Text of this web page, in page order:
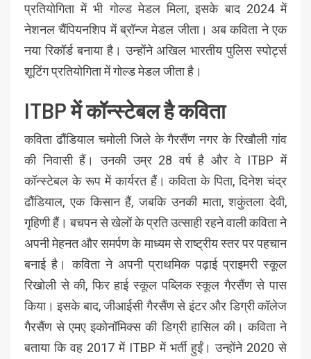
प्रतियोगिता में भी गोल्ड मेडल मिला, इसके बाद 2024 में
नेशनल चैंपियनशिप में ब्रॉन्ज मेडल जीता। अब कविता ने एक
नया रिकॉर्ड बनाया है। उन्होंने अखिल भारतीय पुलिस स्पोर्ट्स
शूटिंग प्रतियोगिता में गोल्ड मेडल जीता है।
ITBP में कॉन्स्टेबल है कविता
कविता ढौंडियाल चमोली जिले के गैरसैंण नगर के रिखौली गांव
की निवासी हैं। उनकी उम्र 28 वर्ष है और वे ITBP में
कॉन्स्टेबल के रूप में कार्यरत हैं। कविता के पिता, दिनेश चंद्र
ढौंडियाल, एक किसान हैं, जबकि उनकी माता, शकुंतला देवी,
गृहिणी हैं। बचपन से खेलों के प्रति उत्साही रहने वाली कविता ने
अपनी मेहनत और समर्पण के माध्यम से राष्ट्रीय स्तर पर पहचान
बनाई है। कविता ने अपनी प्राथमिक पढ़ाई प्राइमरी स्कूल
रिखोली से की, फिर हाई स्कूल पब्लिक स्कूल गैरसैंण से पास
किया। इसके बाद, जीआईसी गैरसैंण से इंटर और डिग्री कॉलेज
गैरसैंण से एमए इकोनॉमिक्स की डिग्री हासिल की। कविता ने
बताया कि वह 2017 में ITBP में भर्ती हुईं। उन्होंने 2020 से